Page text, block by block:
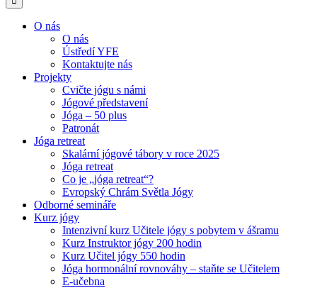
O nás
O nás
Ústředí YFE
Kontaktujte nás
Projekty
Cvičte jógu s námi
Jógové představení
Jóga – 50 plus
Patronát
Jóga retreat
Skalární jógové tábory v roce 2025
Jóga retreat
Co je „jóga retreat“?
Evropský Chrám Světla Jógy
Odborné semináře
Kurz jógy
Intenzivní kurz Učitele jógy s pobytem v ášramu
Kurz Instruktor jógy 200 hodin
Kurz Učitel jógy 550 hodin
Jóga hormonální rovnováhy – staňte se Učitelem
E-učebna